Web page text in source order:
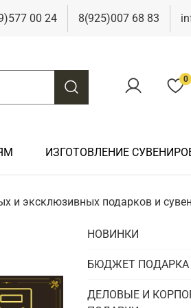
00 24 8(925)007 68 83
0
Подарки на юбилей
Подарки химику
Подарки чиновнику/
шахтеру
электрику
Подарки к Пасхе
Подарки рыбаку
ИЗГОТОВЛЕНИЕ
и эксклюзивных подарков и
НОВИНКИ
БЮДЖЕТ ПОДАРКА
ДЕЛОВЫЕ И